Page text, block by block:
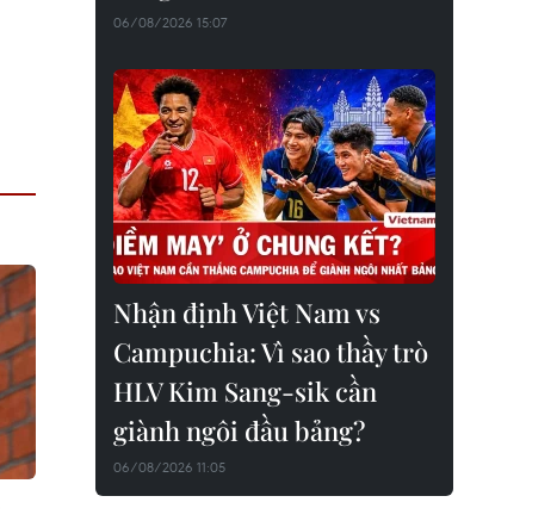
06/08/2026 15:07
Nhận định Việt Nam vs
Campuchia: Vì sao thầy trò
HLV Kim Sang-sik cần
giành ngôi đầu bảng?
06/08/2026 11:05